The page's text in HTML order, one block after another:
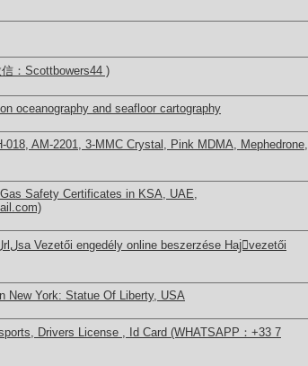
：Scottbowers44 )
oceanography and seafloor cartography
AM-2201, 3-MMC Crystal, Pink MDMA, Mephedrone,
Safety Certificates in KSA, UAE,
New York: Statue Of Liberty, USA
Drivers License , Id Card (WHATSAPP：+33 7